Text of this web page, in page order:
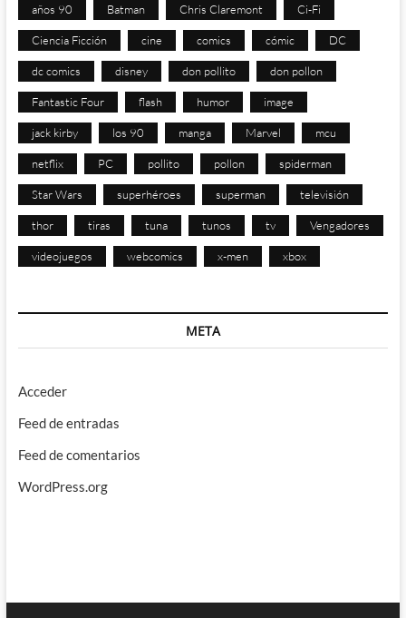
años 90 Batman Chris Claremont Ci-Fi
Ciencia Ficción cine comics cómic DC
dc comics disney don pollito don pollon
Fantastic Four flash humor image
jack kirby los 90 manga Marvel mcu
netflix PC pollito pollon spiderman
Star Wars superhéroes superman televisión
thor tiras tuna tunos tv Vengadores
videojuegos webcomics x-men xbox
META
Acceder
Feed de entradas
Feed de comentarios
WordPress.org